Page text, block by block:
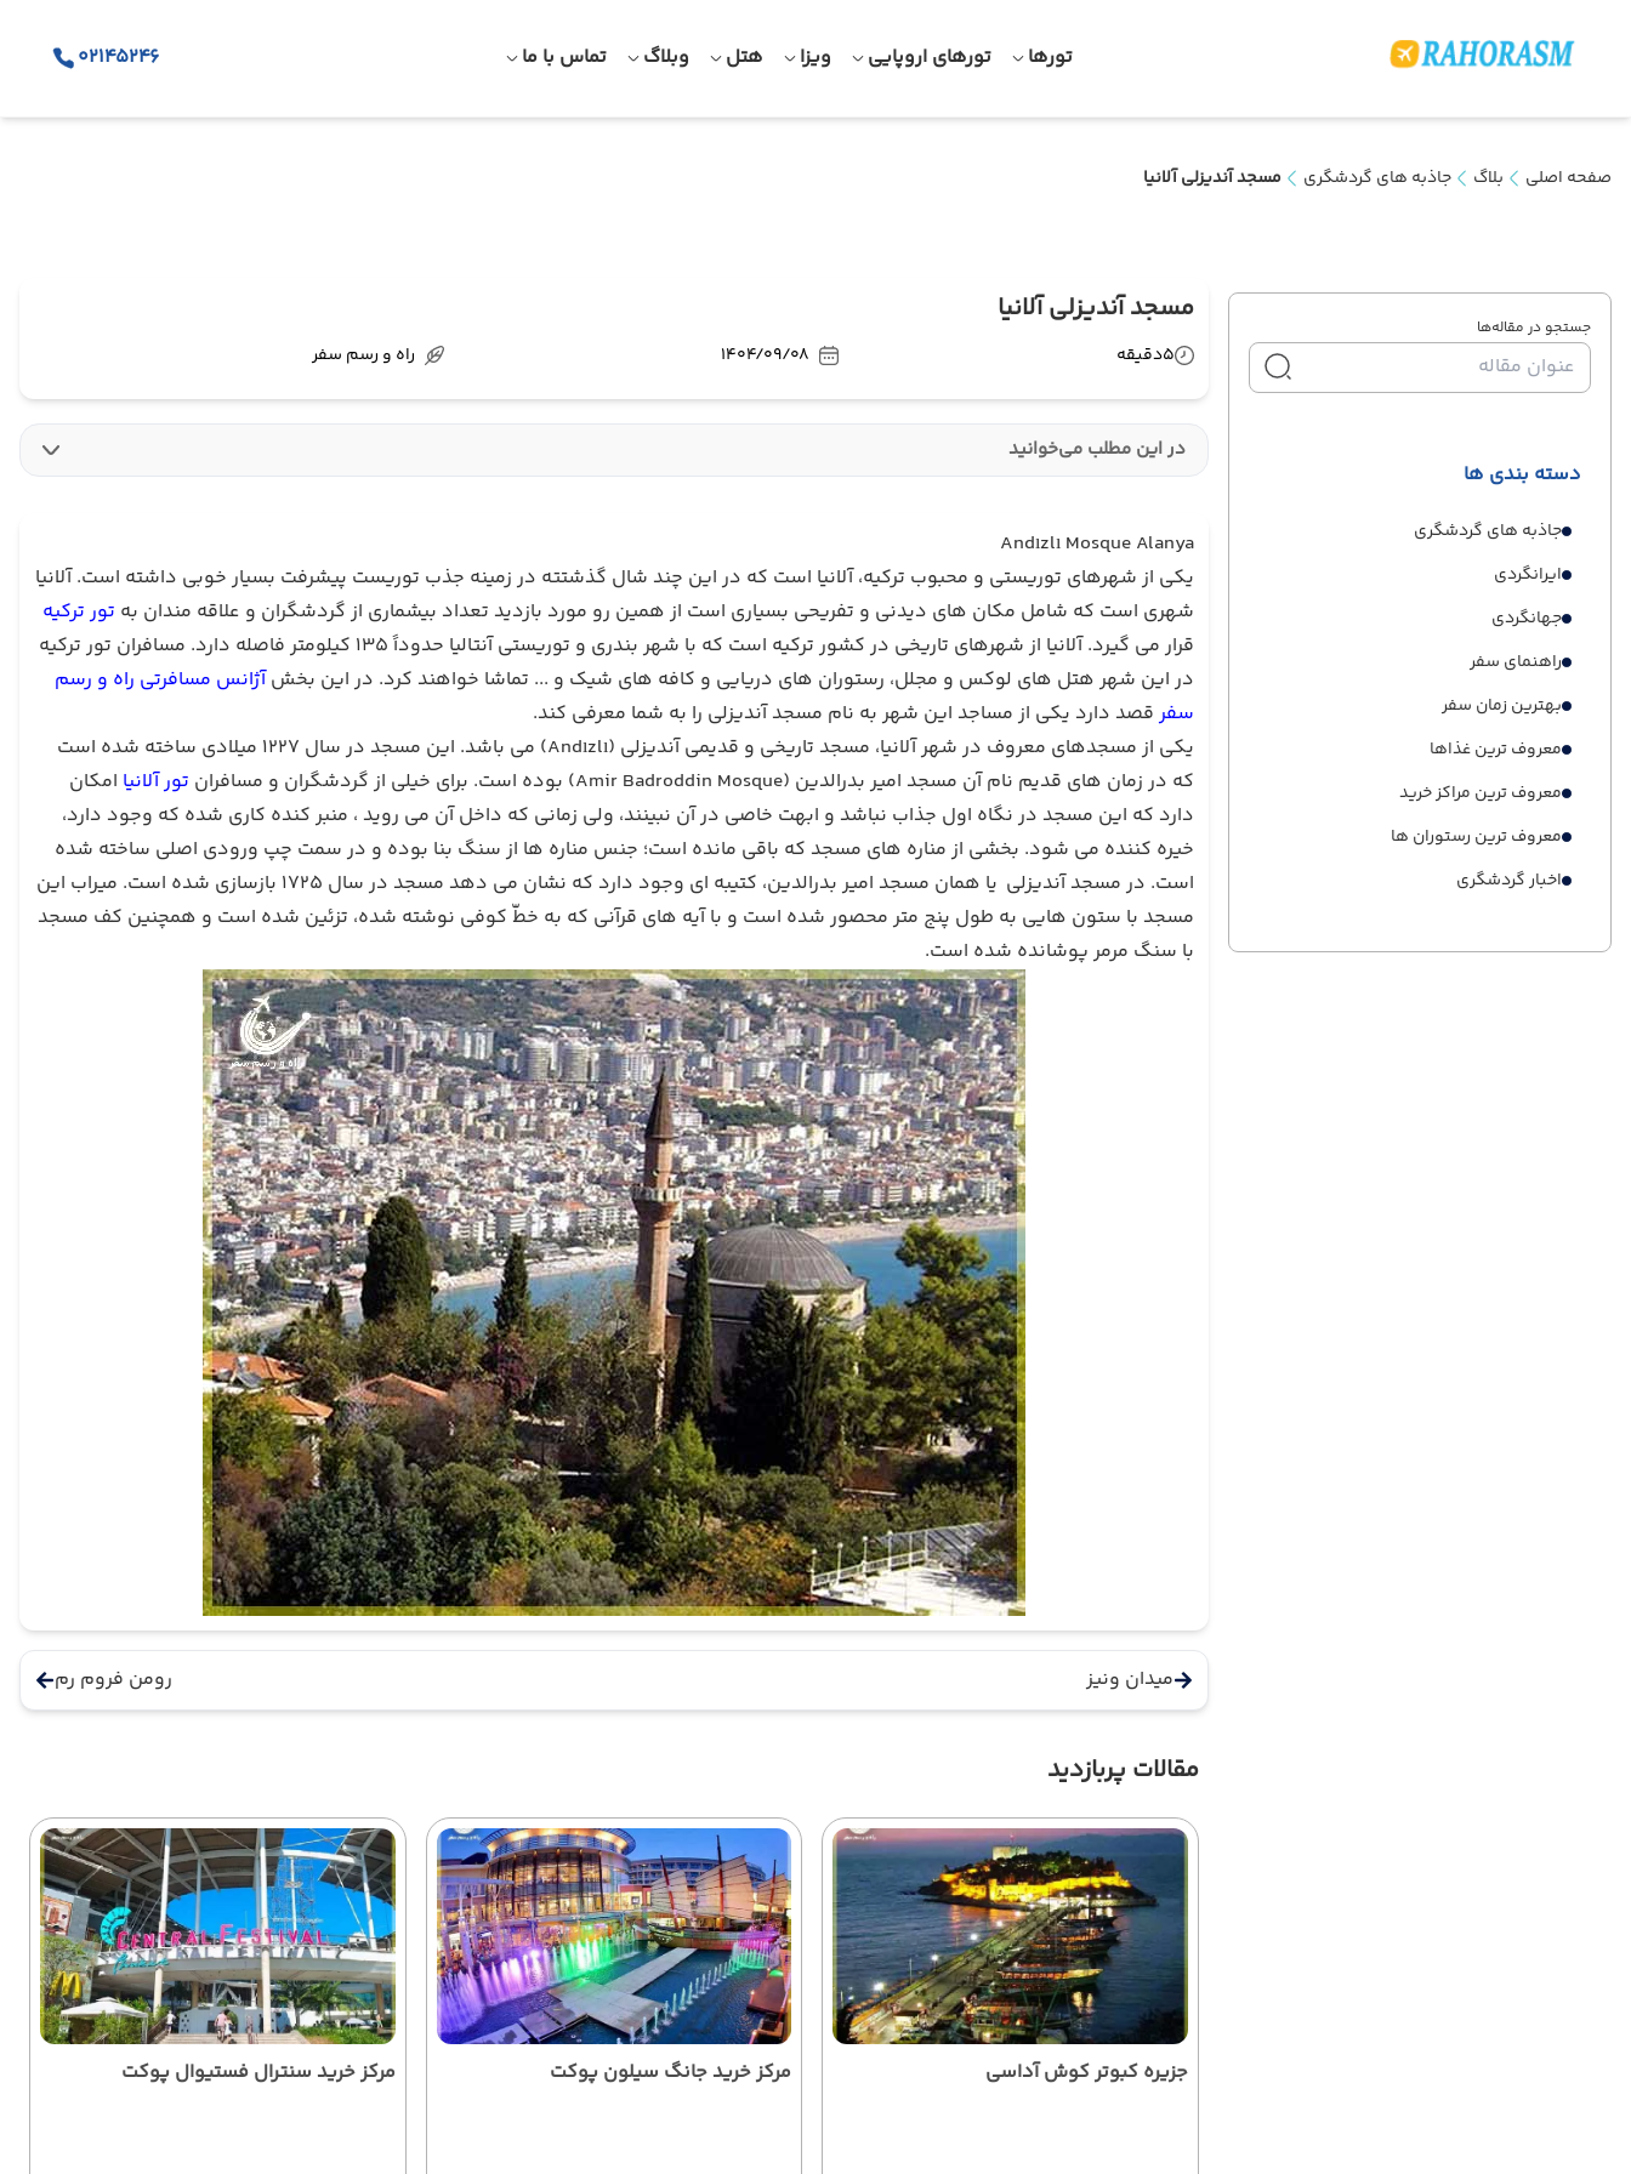
تورها تورهای اروپایی ویزا هتل وبلاگ تماس با ما 02145246
صفحه اصلی بلاگ جاذبه های گردشگری مسجد آندیزلی آلانیا
جستجو در مقاله‌ها
دسته بندی ها
جاذبه های گردشگری
ایرانگردی
جهانگردی
راهنمای سفر
بهترین زمان سفر
معروف ترین غذاها
معروف ترین مراکز خرید
معروف ترین رستوران ها
اخبار گردشگری
مسجد آندیزلی آلانیا
5دقیقه 1404/09/08 راه و رسم سفر
در این مطلب می‌خوانید
Andızlı Mosque Alanya
یکی از شهرهای توریستی و محبوب ترکیه، آلانیا است که در این چند شال گذشتته در زمینه جذب توریست پیشرفت بسیار خوبی داشته است. آلانیا
شهری است که شامل مکان های دیدنی و تفریحی بسیاری است از همین رو مورد بازدید تعداد بیشماری از گردشگران و علاقه مندان به تور ترکیه
قرار می گیرد. آلانیا از شهرهای تاریخی در کشور ترکیه است که با شهر بندری و توریستی آنتالیا حدوداً 135 کیلومتر فاصله دارد. مسافران تور ترکیه
در این شهر هتل های لوکس و مجلل، رستوران های دریایی و کافه های شیک و ... تماشا خواهند کرد. در این بخشآژانس مسافرتی راه و رسم
سفرقصد دارد یکی از مساجد این شهر به نام مسجد آندیزلی را به شما معرفی کند.
یکی از مسجدهای معروف در شهر آلانیا، مسجد تاریخی و قدیمی آندیزلی (Andızlı) می باشد. این مسجد در سال 1227 میلادی ساخته شده است
که در زمان های قدیم نام آن مسجد امیر بدرالدین (Amir Badroddin Mosque) بوده است. برای خیلی از گردشگران و مسافران
تور آلانیا امکان
دارد که این مسجد در نگاه اول جذاب نباشد و ابهت خاصی در آن نبینند، ولی زمانی که داخل آن می روید ، منبر کنده کاری شده که وجود دارد،
خیره کننده می شود. بخشی از مناره های مسجد که باقی مانده است؛ جنس مناره ها از سنگ بنا بوده و در سمت چپ ورودی اصلی ساخته شده
است. در مسجد آندیزلی یا همان مسجد امیر بدرالدین، کتیبه ای وجود دارد که نشان می دهد مسجد در سال 1725 بازسازی شده است. میراب این
مسجد با ستون هایی به طول پنج متر محصور شده است و با آیه های قرآنی که به خطّ کوفی نوشته شده، تزئین شده است و همچنین کف مسجد
با سنگ مرمر پوشانده شده است.
میدان ونیز رومن فروم رم
مقالات پربازدید
جزیره کبوتر کوش آداسی مرکز خرید جانگ سیلون پوکت مرکز خرید سنترال فستیوال پوکت